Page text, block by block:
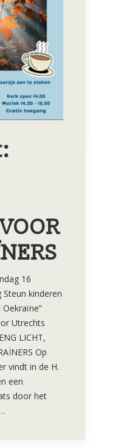
16
Steun kinderen
Utrechts
LICHT,
Op
vindt in de H.
een
door het